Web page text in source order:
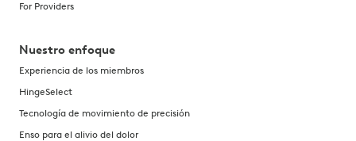
For Providers
Nuestro enfoque
Experiencia de los miembros
HingeSelect
Tecnología de movimiento de precisión
Enso para el alivio del dolor